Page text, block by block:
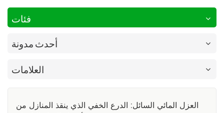
فئات
أحدث مدونة
العلامات
العزل المائي السائل: الدرع الخفي الذي ينقذ المنازل من